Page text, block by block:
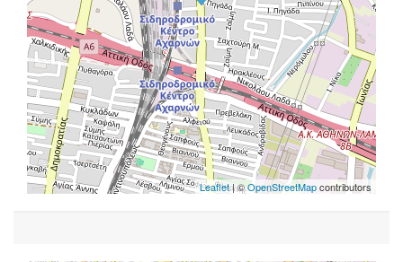
Leaflet| ©OpenStreetMapcontributors